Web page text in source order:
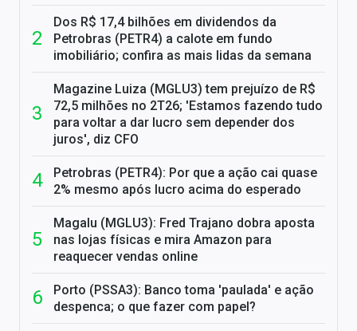
Dos R$ 17,4 bilhões em dividendos da
Petrobras (PETR4) a calote em fundo
imobiliário; confira as mais lidas da semana
Magazine Luiza (MGLU3) tem prejuízo de R$
72,5 milhões no 2T26; 'Estamos fazendo tudo
para voltar a dar lucro sem depender dos
juros', diz CFO
Petrobras (PETR4): Por que a ação cai quase
2% mesmo após lucro acima do esperado
Magalu (MGLU3): Fred Trajano dobra aposta
nas lojas físicas e mira Amazon para
reaquecer vendas online
Porto (PSSA3): Banco toma 'paulada' e ação
despenca; o que fazer com papel?